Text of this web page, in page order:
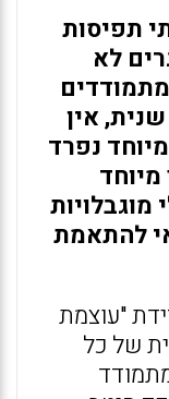
תפיסות
לא
אין
נפרד
מיוחד
להתאמת
"עוצמת
של כל